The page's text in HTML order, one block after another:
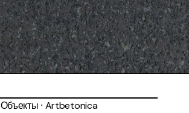
Объекты ⸱ Artbetonica